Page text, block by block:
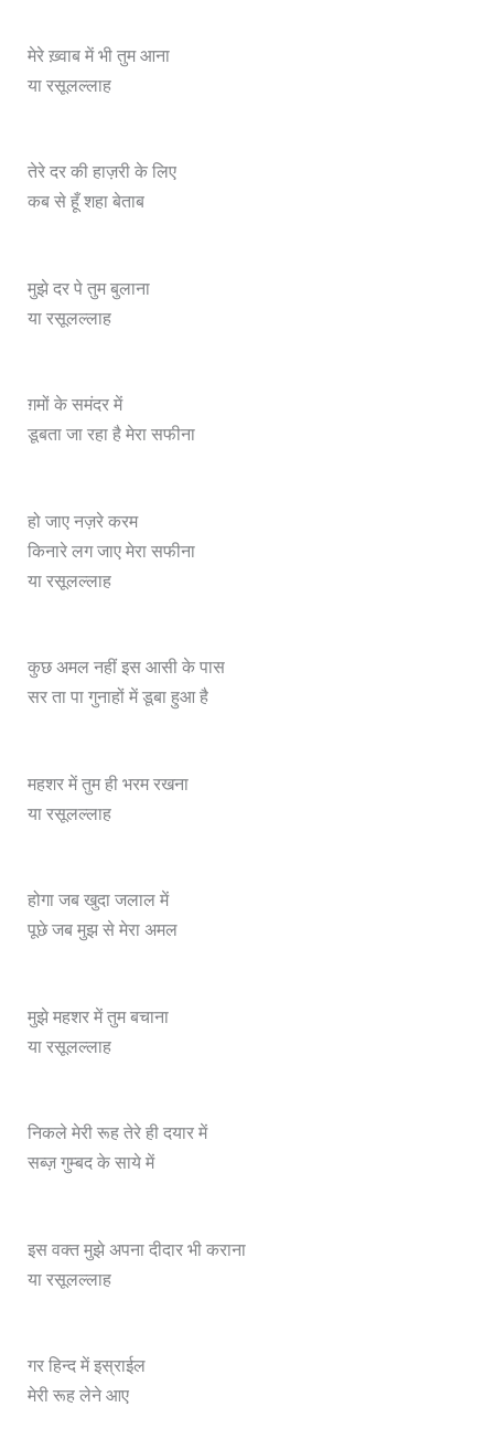
मेरे ख़्वाब में भी तुम आना
या रसूलल्लाह
तेरे दर की हाज़री के लिए
कब से हूँ शहा बेताब
मुझे दर पे तुम बुलाना
या रसूलल्लाह
ग़मों के समंदर में
डूबता जा रहा है मेरा सफीना
हो जाए नज़रे करम
किनारे लग जाए मेरा सफीना
या रसूलल्लाह
कुछ अमल नहीं इस आसी के पास
सर ता पा गुनाहों में डूबा हुआ है
महशर में तुम ही भरम रखना
या रसूलल्लाह
होगा जब खुदा जलाल में
पूछे जब मुझ से मेरा अमल
मुझे महशर में तुम बचाना
या रसूलल्लाह
निकले मेरी रूह तेरे ही दयार में
सब्ज़ गुम्बद के साये में
इस वक्त मुझे अपना दीदार भी कराना
या रसूलल्लाह
गर हिन्द में इस्राईल
मेरी रूह लेने आए